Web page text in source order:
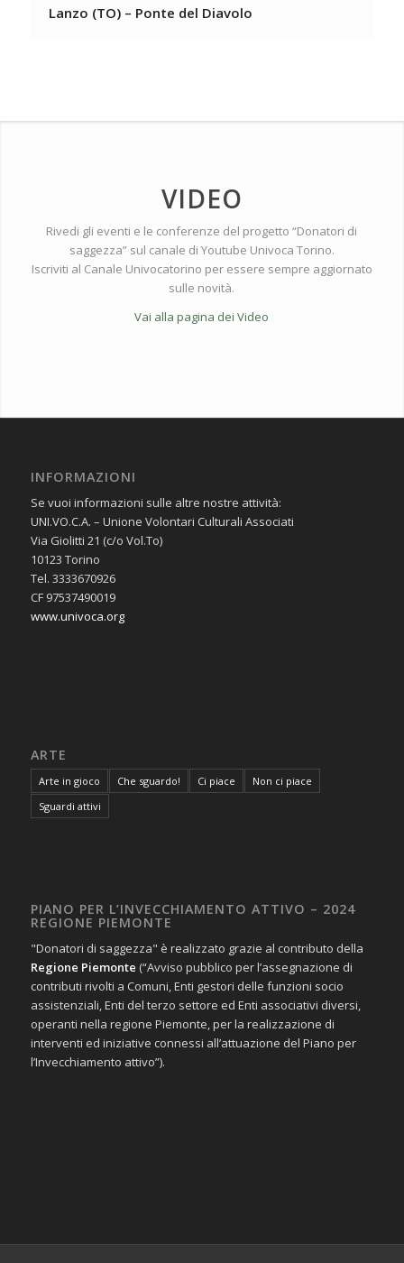
Lanzo (TO) – Ponte del Diavolo
VIDEO
Rivedi gli eventi e le conferenze del progetto “Donatori di
saggezza” sul canale di Youtube Univoca Torino.
Iscriviti al Canale Univocatorino per essere sempre aggiornato
sulle novità.
Vai alla pagina dei Video
INFORMAZIONI
Se vuoi informazioni sulle altre nostre attività:
UNI.VO.C.A. – Unione Volontari Culturali Associati
Via Giolitti 21 (c/o Vol.To)
10123 Torino
Tel. 3333670926
CF 97537490019
www.univoca.org
ARTE
Arte in gioco Che sguardo! Ci piace
Non ci piace
Sguardi attivi
PIANO PER L’INVECCHIAMENTO ATTIVO – 2024
REGIONE PIEMONTE
"Donatori di saggezza" è realizzato grazie al contributo della
Regione Piemonte (“Avviso pubblico per l’assegnazione di
contributi rivolti a Comuni, Enti gestori delle funzioni socio
assistenziali, Enti del terzo settore ed Enti associativi diversi,
operanti nella regione Piemonte, per la realizzazione di
interventi ed iniziative connessi all’attuazione del Piano per
l’Invecchiamento attivo”).